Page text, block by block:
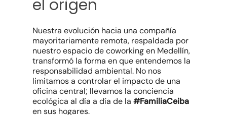
el origen
Nuestra evolución hacia una compañía
mayoritariamente remota, respaldada por
nuestro espacio de coworking en Medellín,
transformó la forma en que entendemos la
responsabilidad ambiental. No nos
limitamos a controlar el impacto de una
oficina central; llevamos la conciencia
ecológica al día a día de la#FamiliaCeiba
en sus hogares.